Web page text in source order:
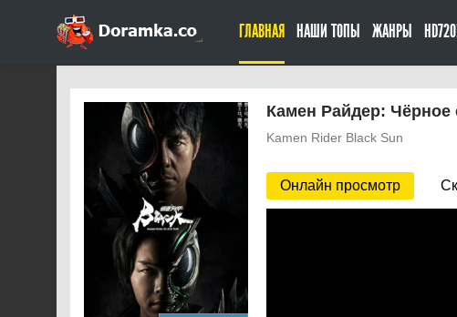
ГЛАВНАЯ НАШИ ТОПЫ ЖАНРЫ
Камен Райдер: Чёрное
Kamen Rider Black Sun
Онлайн просмотр